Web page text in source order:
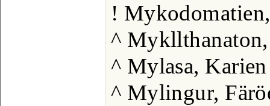
!
^
^ Mylasa, Karien
^ Mylingur,